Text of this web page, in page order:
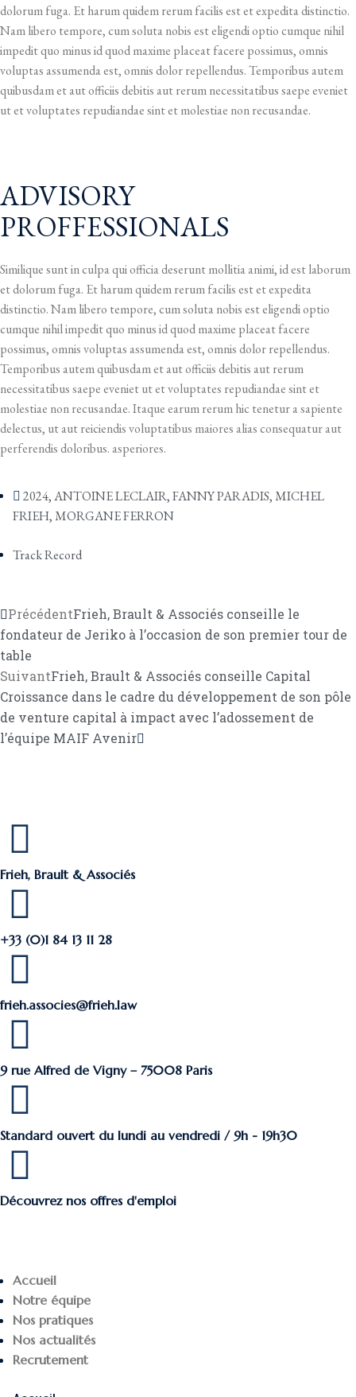
dolorum fuga. Et harum quidem rerum facilis est et expedita distinctio.
Nam libero tempore, cum soluta nobis est eligendi optio cumque nihil
impedit quo minus id quod maxime placeat facere possimus, omnis
voluptas assumenda est, omnis dolor repellendus. Temporibus autem
quibusdam et aut officiis debitis aut rerum necessitatibus saepe eveniet
ut et voluptates repudiandae sint et molestiae non recusandae.
ADVISORY
PROFFESSIONALS
Similique sunt in culpa qui officia deserunt mollitia animi, id est laborum
et dolorum fuga. Et harum quidem rerum facilis est et expedita
distinctio. Nam libero tempore, cum soluta nobis est eligendi optio
cumque nihil impedit quo minus id quod maxime placeat facere
possimus, omnis voluptas assumenda est, omnis dolor repellendus.
Temporibus autem quibusdam et aut officiis debitis aut rerum
necessitatibus saepe eveniet ut et voluptates repudiandae sint et
molestiae non recusandae. Itaque earum rerum hic tenetur a sapiente
delectus, ut aut reiciendis voluptatibus maiores alias consequatur aut
perferendis doloribus. asperiores.
2024,ANTOINE LECLAIR,FANNY PARADIS,MICHEL
FRIEH,MORGANE FERRON
Track Record
PrécédentFrieh, Brault & Associés conseille le
fondateur de Jeriko à l’occasion de son premier tour de
table
SuivantFrieh, Brault & Associés conseille Capital
Croissance dans le cadre du développement de son pôle
de venture capital à impact avec l’adossement de
l’équipe MAIF Avenir
Frieh, Brault & Associés
+33 (0)1 84 13 11 28
frieh.associes@frieh.law
9 rue Alfred de Vigny – 75008 Paris
Standard ouvert du lundi au vendredi / 9h - 19h30
Découvrez nos offres d'emploi
Accueil
Notre équipe
Nos pratiques
Nos actualités
Recrutement